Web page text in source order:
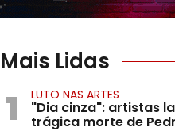
Mais Lidas
1 LUTO NAS ARTES
"Dia cinza": artistas
trágica morte de